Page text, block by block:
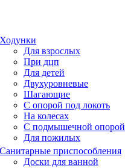
Ходунки
Для взрослых
При дцп
Для детей
Двухуровневые
Шагающие
С опорой под локоть
На колесах
С подмышечной опорой
Для пожилых
Санитарные приспособления
Доски для ванной